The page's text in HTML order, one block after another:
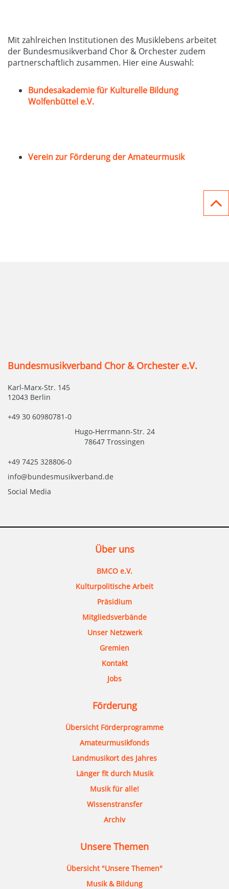
Mit zahlreichen Institutionen des Musiklebens arbeitet
der Bundesmusikverband Chor & Orchester zudem
partnerschaftlich zusammen. Hier eine Auswahl:
Bundesakademie für Kulturelle Bildung
Wolfenbüttel e.V.
Verein zur Förderung der Amateurmusik
Bundesmusikverband Chor & Orchester e.V.
Karl-Marx-Str. 145
12043 Berlin
+49 30 60980781-0
Hugo-Herrmann-Str. 24
78647 Trossingen
+49 7425 328806-0
info@bundesmusikverband.de
Social Media
Über uns
BMCO e.V.
Kulturpolitische Arbeit
Präsidium
Mitgliedsverbände
Unser Netzwerk
Gremien
Kontakt
Jobs
Förderung
Übersicht Förderprogramme
Amateurmusikfonds
Landmusikort des Jahres
Länger fit durch Musik
Musik für alle!
Wissenstransfer
Archiv
Unsere Themen
Übersicht "Unsere Themen"
Musik & Bildung